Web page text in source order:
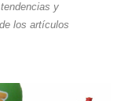
y
los artículos